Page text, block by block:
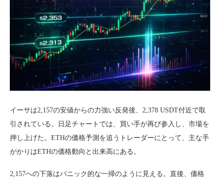
イーサは2,157の安値からの力強い反発後、2,378 USDT付近で取
引されている。日足チャートでは、買い手が再び参入し、市場を
押し上げた。ETHの価格予測を追うトレーダーにとって、主な手
がかりはETHの価格動向と出来高にある。
2,157への下落はパニック的な一掃のように見える。直後、価格